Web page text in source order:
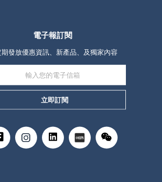
電子報訂閱
期發放優惠資訊、新產品、及獨家內容
立即訂閱